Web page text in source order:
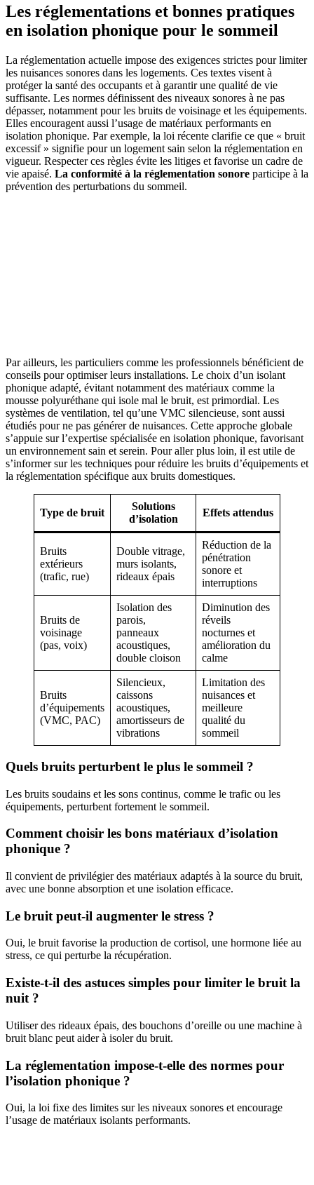
Les réglementations et bonnes pratiques
en isolation phonique pour le sommeil
La réglementation actuelle impose des exigences strictes pour limiter
les nuisances sonores dans les logements. Ces textes visent à
protéger la santé des occupants et à garantir une qualité de vie
suffisante. Les normes définissent des niveaux sonores à ne pas
dépasser, notamment pour les bruits de voisinage et les équipements.
Elles encouragent aussi l’usage de matériaux performants en
isolation phonique. Par exemple, la loi récente clarifie ce que « bruit
excessif » signifie pour un logement sain selon la réglementation en
vigueur. Respecter ces règles évite les litiges et favorise un cadre de
vie apaisé. La conformité à la réglementation sonore participe à la
prévention des perturbations du sommeil.
Par ailleurs, les particuliers comme les professionnels bénéficient de
conseils pour optimiser leurs installations. Le choix d’un isolant
phonique adapté, évitant notamment des matériaux comme la
mousse polyuréthane qui isole mal le bruit, est primordial. Les
systèmes de ventilation, tel qu’une VMC silencieuse, sont aussi
étudiés pour ne pas générer de nuisances. Cette approche globale
s’appuie sur l’expertise spécialisée en isolation phonique, favorisant
un environnement sain et serein. Pour aller plus loin, il est utile de
s’informer sur les techniques pour réduire les bruits d’équipements et
la réglementation spécifique aux bruits domestiques.
Type de bruit
Solutions
d’isolation
Effets attendus
Bruits
extérieurs
(trafic, rue)
Double vitrage,
murs isolants,
rideaux épais
Réduction de la
pénétration
sonore et
interruptions
Bruits de
voisinage
(pas, voix)
Isolation des
parois,
panneaux
acoustiques,
double cloison
Diminution des
réveils
nocturnes et
amélioration du
calme
Bruits
d’équipements
(VMC, PAC)
Silencieux,
caissons
acoustiques,
amortisseurs de
vibrations
Limitation des
nuisances et
meilleure
qualité du
sommeil
Quels bruits perturbent le plus le sommeil ?
Les bruits soudains et les sons continus, comme le trafic ou les
équipements, perturbent fortement le sommeil.
Comment choisir les bons matériaux d’isolation
phonique ?
Il convient de privilégier des matériaux adaptés à la source du bruit,
avec une bonne absorption et une isolation efficace.
Le bruit peut-il augmenter le stress ?
Oui, le bruit favorise la production de cortisol, une hormone liée au
stress, ce qui perturbe la récupération.
Existe-t-il des astuces simples pour limiter le bruit la
nuit ?
Utiliser des rideaux épais, des bouchons d’oreille ou une machine à
bruit blanc peut aider à isoler du bruit.
La réglementation impose-t-elle des normes pour
l’isolation phonique ?
Oui, la loi fixe des limites sur les niveaux sonores et encourage
l’usage de matériaux isolants performants.